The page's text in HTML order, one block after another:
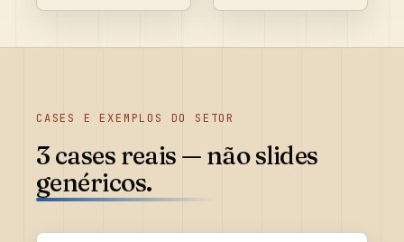
CASES E EXEMPLOS DO SETOR
3 cases reais — não slides
genéricos.